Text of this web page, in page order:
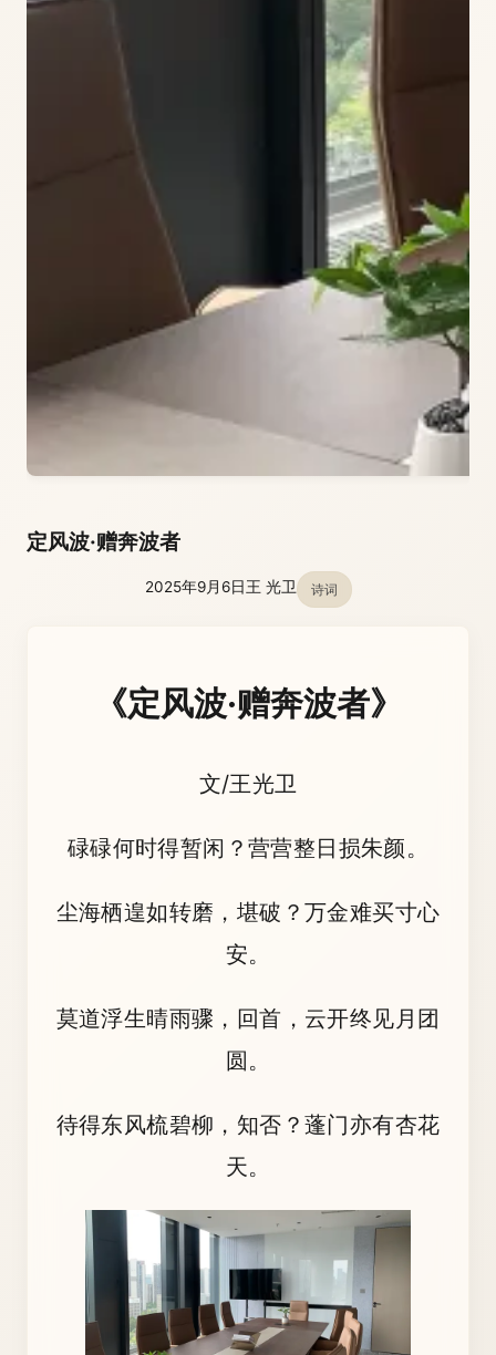
定风波·赠奔波者
2025年9月6日王 光卫 诗词
《定风波·赠奔波者》
文/王光卫
碌碌何时得暂闲？营营整日损朱颜。
尘海栖遑如转磨，堪破？万金难买寸心
安。
莫道浮生晴雨骤，回首，云开终见月团
圆。
待得东风梳碧柳，知否？蓬门亦有杏花
天。